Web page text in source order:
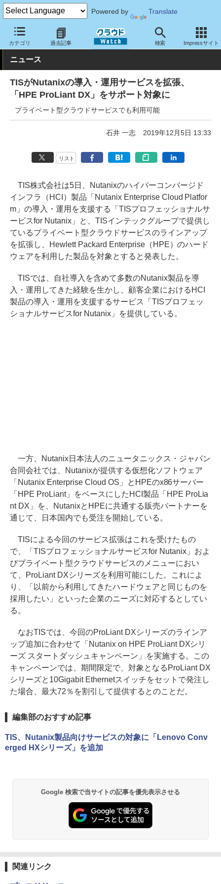
Powered by Translate
カテゴリ 過去記事 検索 Impressサイト
クラウド Watch サービス・ソフト サービス 導入支援
ニュース
TISがNutanixの導入・運用サービスを拡張、
「HPE ProLiant DX」をサポート対象に
プライベート型クラウドサービスでも利用可能
石井 一志 2019年12月5日 13:33
リスト
TIS株式会社は5日、Nutanixのハイパーコンバージド
インフラ（HCI）製品「Nutanix Enterprise Cloud Platfor
m」の導入・運用を支援する「TISプロフェッショナルサ
ービスfor Nutanix」と、TISインテックグループで提供し
ているプライベート型クラウドサービスのラインアップ
を拡張し、Hewlett Packard Enterprise（HPE）のハード
ウェアを利用した製品を対象とすると発表した。
TISでは、自社導入を含めて多数のNutanix製品を導
入・運用してきた経験を生かし、顧客企業におけるHCI
製品の導入・運用を支援するサービス「TISプロフェッ
ショナルサービスfor Nutanix」を提供している。
一方、Nutanix日本法人のニュータニックス・ジャパン
合同会社では、Nutanixが提供する仮想化ソフトウェア
「Nutanix Enterprise Cloud OS」とHPEのx86サーバー
「HPE ProLiant」をベースにしたHCI製品「HPE ProLia
nt DX」を、NutanixとHPEに共通する販売パートナーを
通じて、日本国内でも受注を開始している。
TISによる今回のサービス拡張はこれを受けたもの
で、「TISプロフェッショナルサービスfor Nutanix」およ
びプライベート型クラウドサービスのメニューにおい
て、ProLiant DXシリーズを利用可能にした。これによ
り、「以前から利用してきたハードウェアと同じものを
採用したい」といった企業のニーズに対応するとしてい
る。
なおTISでは、今回のProLiant DXシリーズのラインア
ップ追加に合わせて「Nutanix on HPE ProLiant DXシリ
ーズ スタートダッシュキャンペーン」を実施する。この
キャンペーンでは、期間限定で、対象となるProLiant DX
シリーズと10Gigabit Ethernetスイッチをセットで発注し
た場合、最大72％を割引して提供するとのことだ。
編集部のおすすめ記事
TIS、Nutanix製品向けサービスの対象に「Lenovo Conv
erged HXシリーズ」を追加
Google 検索で当サイトの記事を優先表示させる
関連リンク